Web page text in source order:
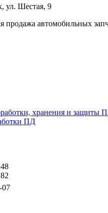
ул. Шестая, 9
продажа автомобильных
хранения и защиты
ПД
07